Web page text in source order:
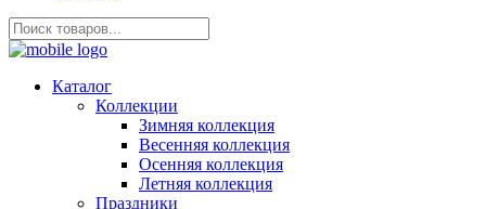
Каталог
Коллекции
Зимняя коллекция
Весенняя коллекция
Осенняя коллекция
Летняя коллекция
Праздники